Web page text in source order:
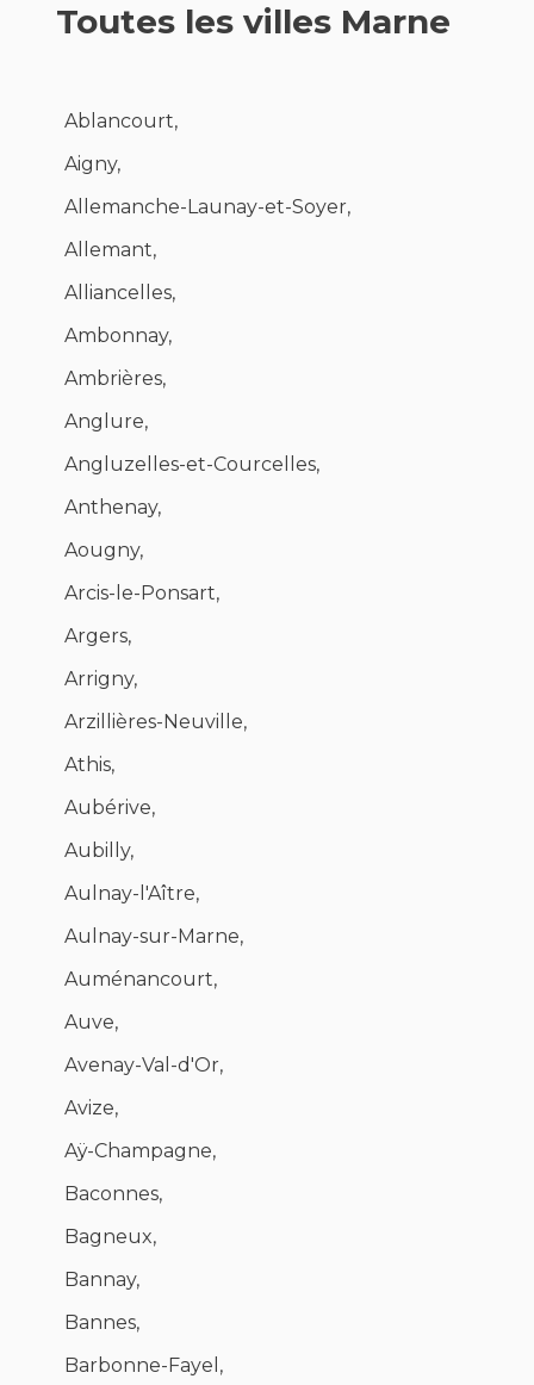
Toutes les villes Marne
Ablancourt,
Aigny,
Allemanche-Launay-et-Soyer,
Allemant,
Alliancelles,
Ambonnay,
Ambrières,
Anglure,
Angluzelles-et-Courcelles,
Anthenay,
Aougny,
Arcis-le-Ponsart,
Argers,
Arrigny,
Arzillières-Neuville,
Athis,
Aubérive,
Aubilly,
Aulnay-l'Aître,
Aulnay-sur-Marne,
Auménancourt,
Auve,
Avenay-Val-d'Or,
Avize,
Aÿ-Champagne,
Baconnes,
Bagneux,
Bannay,
Bannes,
Barbonne-Fayel,